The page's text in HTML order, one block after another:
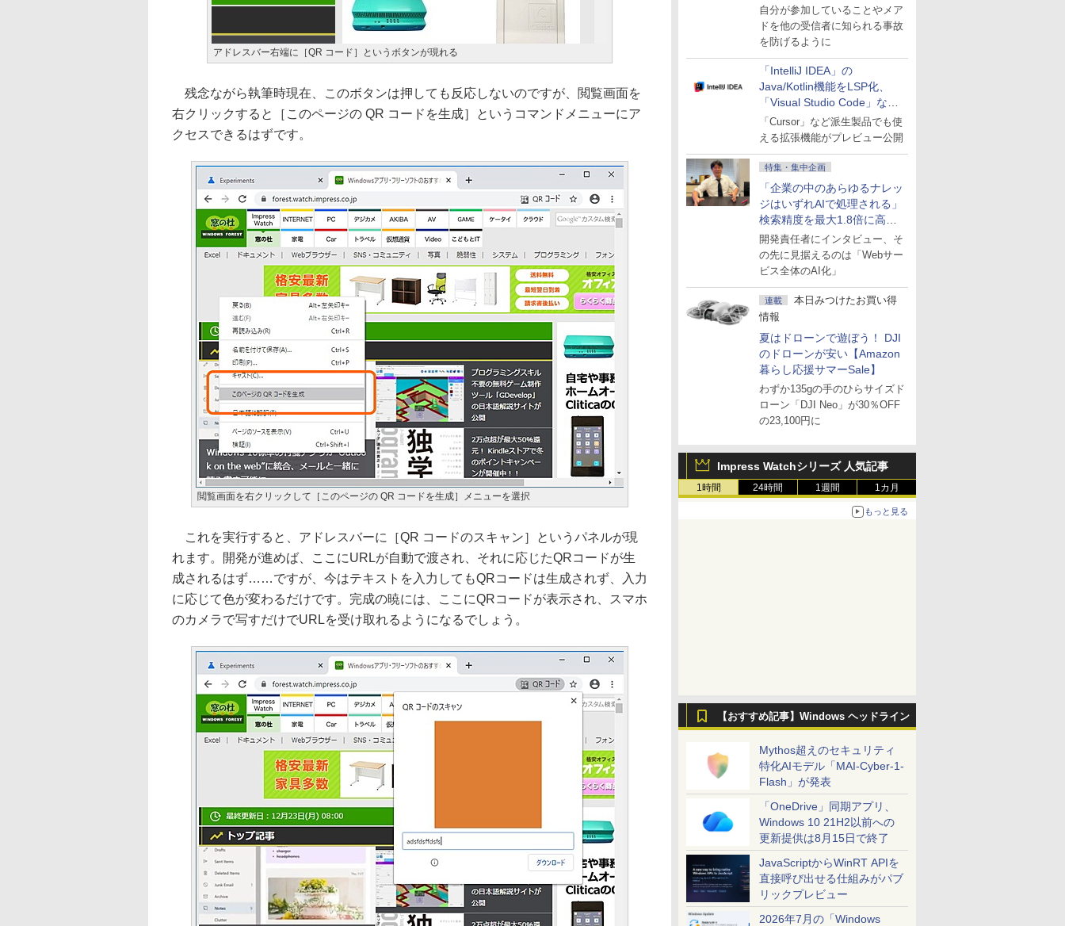
表示
自分が参加していることやメア
ドを他の受信者に知られる事故
を防げるように
「IntelliJ IDEA」の
Java/Kotlin機能をLSP化、
「Visual Studio Code」など
にも開放
「Cursor」など派生製品でも使
える拡張機能がプレビュー公開
特集・集中企画
「企業の中のあらゆるナレッ
ジはいずれAIで処理される」
検索精度を最大1.8倍に高め
た「GMO AI RAG」は無償の
OSS版で「1社1RAG」を目
指す
開発責任者にインタビュー、そ
の先に見据えるのは「Webサー
ビス全体のAI化」
連載
本日みつけたお買い得
情報
夏はドローンで遊ぼう！ DJI
のドローンが安い【Amazon
暮らし応援サマーSale】
わずか135gの手のひらサイズド
ローン「DJI Neo」が30％OFF
の23,100円に
Impress Watchシリーズ 人気記事
1時間 24時間 1週間 1カ月
もっと見る
【おすすめ記事】Windows ヘッドライン
Mythos超えのセキュリティ
特化AIモデル「MAI-Cyber-1-
Flash」が発表
「OneDrive」同期アプリ、
Windows 10 21H2以前への
更新提供は8月15日で終了
JavaScriptからWinRT APIを
直接呼び出せる仕組みがパブ
リックプレビュー
2026年7月の「Windows
アドレスバー右端に［QR コード］というボタンが現れる
残念ながら執筆時現在、このボタンは押しても反応しないのですが、閲覧画面を
右クリックすると［このページの QR コードを生成］というコマンドメニューにア
クセスできるはずです。
閲覧画面を右クリックして［このページの QR コードを生成］メニューを選択
これを実行すると、アドレスバーに［QR コードのスキャン］というパネルが現
れます。開発が進めば、ここにURLが自動で渡され、それに応じたQRコードが生
成されるはず……ですが、今はテキストを入力してもQRコードは生成されず、入力
に応じて色が変わるだけです。完成の暁には、ここにQRコードが表示され、スマホ
のカメラで写すだけでURLを受け取れるようになるでしょう。